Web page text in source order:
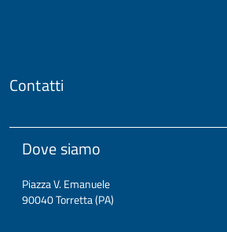
Contatti
Dove siamo
Piazza V. Emanuele
90040 Torretta (PA)